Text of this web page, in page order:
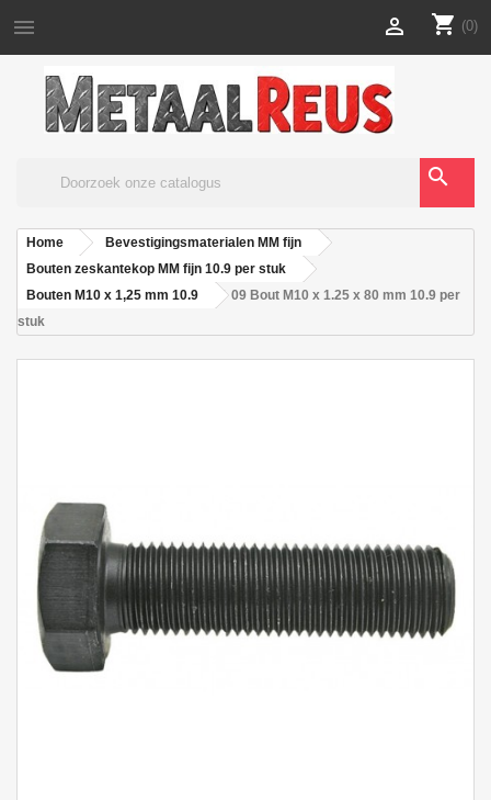
 shopping_cart (0)

search
Home
Bevestigingsmaterialen MM fijn
Bouten zeskantekop MM fijn 10.9 per stuk
Bouten M10 x 1,25 mm 10.9
09 Bout M10 x 1.25 x 80 mm 10.9 per
stuk